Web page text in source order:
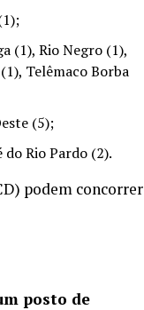
(1), Rio Negro (1),
Telêmaco Borba
(5);
Rio Pardo (2).
podem concorrer
posto de